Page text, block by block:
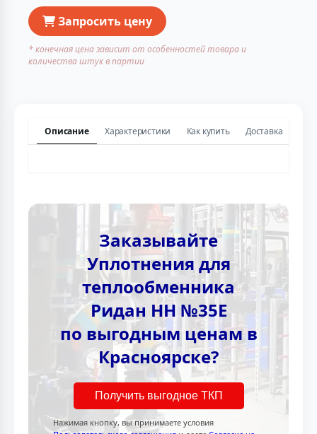
Запросить цену
* конечная цена зависит от особенностей товара и
количества штук в партии
Описание Характеристики Как купить Доставка
Заказывайте
Уплотнения для
теплообменника
Ридан НН №35Е
по выгодным ценам в
Красноярске?
Получить выгодное ТКП
Нажимая кнопку, вы принимаете условия